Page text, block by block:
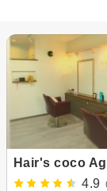
Hair's coco
4.9